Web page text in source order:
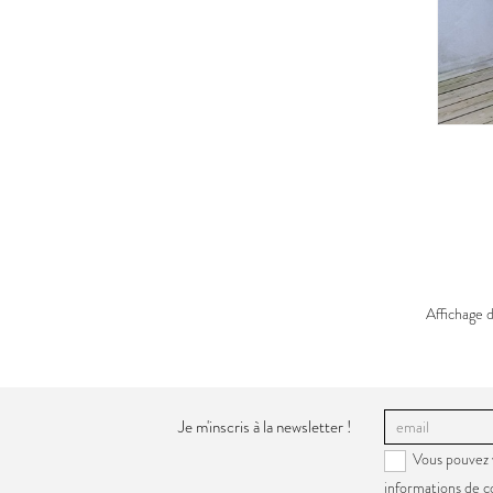
Affichage
Je m'inscris à la newsletter !
Vous
informations de